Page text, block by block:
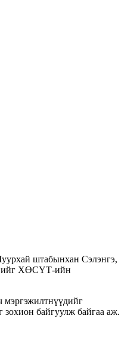
штабынхан Сэлэнгэ,
ХӨСҮТ-ийн
мэргэжилтнүүдийг
байгуулж байгаа аж.